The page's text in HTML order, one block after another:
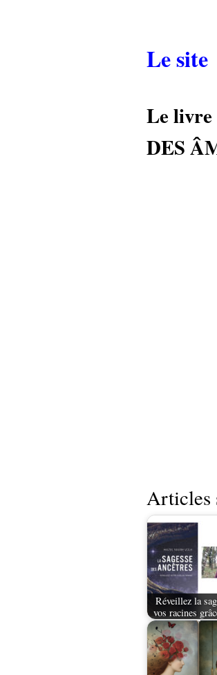
Le
Le livre
DES
Articles
Réveillez la
vos racines